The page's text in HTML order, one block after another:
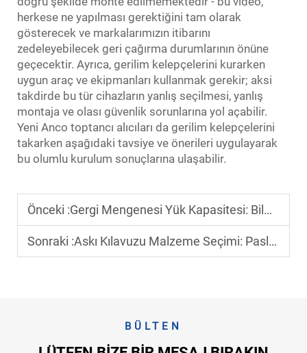
herkese ne yapılması gerektiğini tam olarak
gösterecek ve markalarımızın itibarını
zedeleyebilecek geri çağırma durumlarının önüne
geçecektir. Ayrıca, gerilim kelepçelerini kurarken
uygun araç ve ekipmanları kullanmak gerekir; aksi
takdirde bu tür cihazların yanlış seçilmesi, yanlış
montaja ve olası güvenlik sorunlarına yol açabilir.
Yeni Anco toptancı alıcıları da gerilim kelepçelerini
takarken aşağıdaki tavsiye ve önerileri uygulayarak
bu olumlu kurulum sonuçlarına ulaşabilir.
Önceki :Gergi Mengenesi Yük Kapasitesi: Bilmeniz Gerekenler
Sonraki :Askı Kılavuzu Malzeme Seçimi: Paslanmaz Çelik ve Alüminyum
BÜLTEN